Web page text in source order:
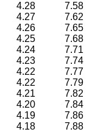
4.28 7.58
4.27 7.62
4.26 7.65
4.25 7.68
4.24 7.71
4.23 7.74
4.22 7.77
4.22 7.79
4.21 7.82
4.20 7.84
4.19 7.86
4.18 7.88